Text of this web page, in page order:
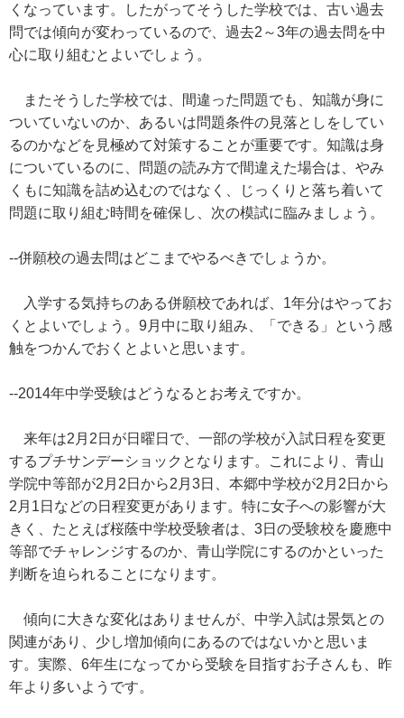
くなっています。したがってそうした学校では、古い過去
問では傾向が変わっているので、過去2～3年の過去問を中
心に取り組むとよいでしょう。
またそうした学校では、間違った問題でも、知識が身に
ついていないのか、あるいは問題条件の見落としをしてい
るのかなどを見極めて対策することが重要です。知識は身
についているのに、問題の読み方で間違えた場合は、やみ
くもに知識を詰め込むのではなく、じっくりと落ち着いて
問題に取り組む時間を確保し、次の模試に臨みましょう。
--併願校の過去問はどこまでやるべきでしょうか。
入学する気持ちのある併願校であれば、1年分はやってお
くとよいでしょう。9月中に取り組み、「できる」という感
触をつかんでおくとよいと思います。
--2014年中学受験はどうなるとお考えですか。
来年は2月2日が日曜日で、一部の学校が入試日程を変更
するプチサンデーショックとなります。これにより、青山
学院中等部が2月2日から2月3日、本郷中学校が2月2日から
2月1日などの日程変更があります。特に女子への影響が大
きく、たとえば桜蔭中学校受験者は、3日の受験校を慶應中
等部でチャレンジするのか、青山学院にするのかといった
判断を迫られることになります。
傾向に大きな変化はありませんが、中学入試は景気との
関連があり、少し増加傾向にあるのではないかと思いま
す。実際、6年生になってから受験を目指すお子さんも、昨
年より多いようです。